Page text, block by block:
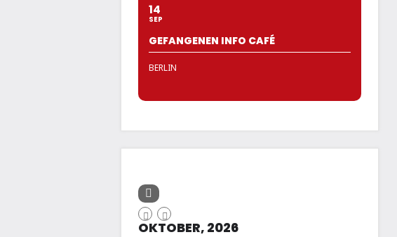
14
SEP
GEFANGENEN INFO CAFÉ
BERLIN
OKTOBER, 2026